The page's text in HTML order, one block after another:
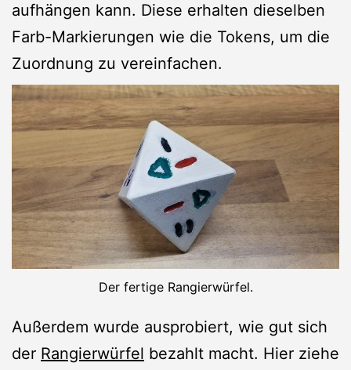
aufhängen kann. Diese erhalten dieselben
Farb-Markierungen wie die Tokens, um die
Zuordnung zu vereinfachen.
Der fertige Rangierwürfel.
Außerdem wurde ausprobiert, wie gut sich
der Rangierwürfel bezahlt macht. Hier ziehe